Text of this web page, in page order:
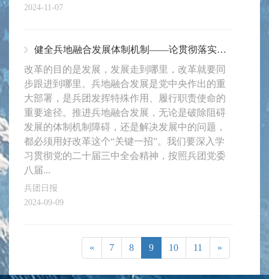
2024-11-07
健全兵地融合发展体制机制——论贯彻落实兵团党委八届八次全会精神
改革的目的是发展，发展走到哪里，改革就要同
步跟进到哪里。兵地融合发展是党中央作出的重
大部署，是兵团发挥特殊作用、履行职责使命的
重要途径。推进兵地融合发展，无论是破除阻碍
发展的体制机制障碍，还是解决发展中的问题，
都必须用好改革这个“关键一招”。我们要深入学
习贯彻党的二十届三中全会精神，按照兵团党委
八届...
兵团日报
2024-09-09
« 7 8 9 10 11 »